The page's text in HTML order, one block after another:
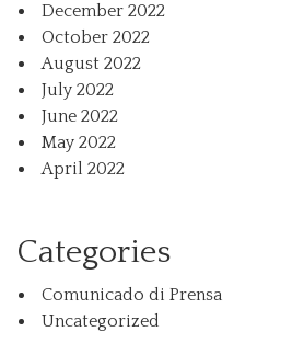
December 2022
October 2022
August 2022
July 2022
June 2022
May 2022
April 2022
Categories
Comunicado di Prensa
Uncategorized